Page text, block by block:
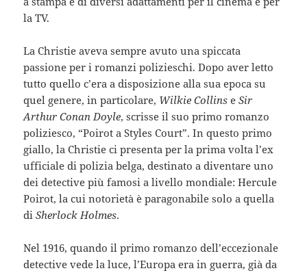
la TV.
La Christie aveva sempre avuto una spiccata
passione per i romanzi polizieschi. Dopo aver letto
tutto quello c’era a disposizione alla sua epoca su
quel genere, in particolare, Wilkie Collins eSir
Arthur Conan Doyle, scrisse il suo primo romanzo
poliziesco, “Poirot a Styles Court”. In questo primo
giallo, la Christie ci presenta per la prima volta l’ex
ufficiale di polizia belga, destinato a diventare uno
dei detective più famosi a livello mondiale: Hercule
Poirot, la cui notorietà è paragonabile solo a quella
diSherlock Holmes.
Nel 1916, quando il primo romanzo dell’eccezionale
detective vede la luce, l’Europa era in guerra, già da